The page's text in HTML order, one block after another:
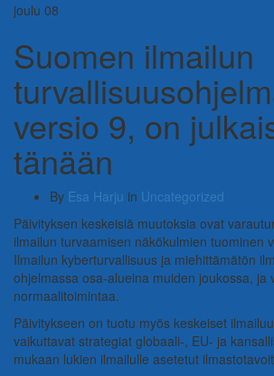
joulu 08
Suomen ilmailun
versio 9, on
tänään
By Esa Harju in Uncategorized
Päivityksen keskeisiä muutoksia ovat
ilmailun turvaamisen näkökulmien tuominen
Ilmailun kyberturvallisuus ja miehittämätön
ohjelmassa osa-alueina muiden joukossa, ja
normaalitoimintaa.
Päivitykseen on tuotu myös keskeiset
vaikuttavat strategiat globaali-, EU- ja
mukaan lukien ilmailulle asetetut